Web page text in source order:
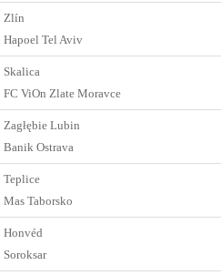
Zlín
Hapoel Tel Aviv
Skalica
FC ViOn Zlate Moravce
Zagłębie Lubin
Banik Ostrava
Teplice
Mas Taborsko
Honvéd
Soroksar